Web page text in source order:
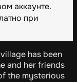
аккаунте.
при
has been
and her friends
the mysterious